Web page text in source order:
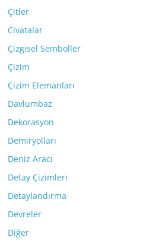
Çitler
Civatalar
Çizgisel Semboller
Çizim
Çizim Elemanları
Davlumbaz
Dekorasyon
Demiryolları
Deniz Aracı
Detay Çizimleri
Detaylandırma
Devreler
Diğer